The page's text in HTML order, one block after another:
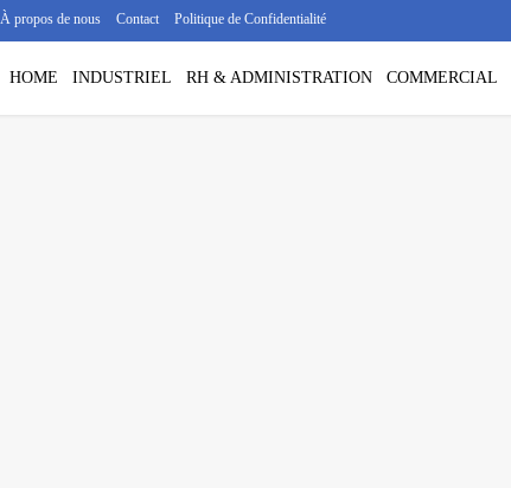
À propos de nous Contact Politique de Confidentialité
HOME INDUSTRIEL RH & ADMINISTRATION COMMERCIAL